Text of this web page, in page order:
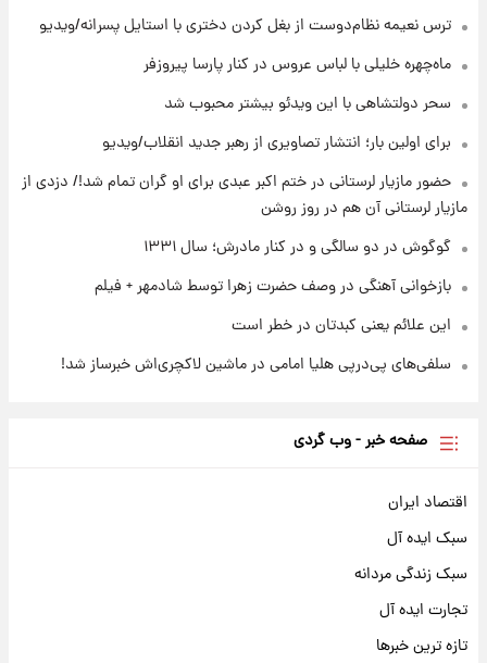
یک پیش ‌بینی مهم برای قیمت دلار، طلا و سکه
۲۳ ساعت پیش
تیم را ترک کرد!
ترس نعیمه نظام‌دوست از بغل کردن دختری با استایل پسرانه/ویدیو
ماه‌چهره خلیلی با لباس عروس در کنار پارسا پیروزفر
سحر دولتشاهی با این ویدئو بیشتر محبوب شد
برای اولین بار؛ انتشار تصاویری از رهبر جدید انقلاب/ویدیو
حضور مازیار لرستانی در ختم اکبر عبدی برای او گران تمام شد!/ دزدی از
مازیار لرستانی آن هم در روز روشن
گوگوش در دو سالگی و در کنار مادرش؛ سال ۱۳۳۱
بازخوانی آهنگی در وصف حضرت زهرا توسط شادمهر + فیلم
این علائم یعنی کبدتان در خطر است
سلفی‌های پی‌درپی هلیا امامی در ماشین لاکچری‌اش خبرساز شد!
صفحه خبر - وب گردی
اقتصاد ایران
سبک ایده آل
سبک زندگی مردانه
تجارت ایده آل
تازه ترین خبرها